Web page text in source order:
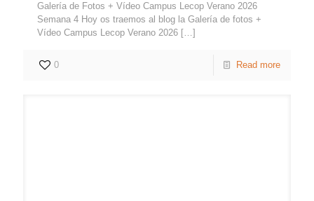
Galería de Fotos + Vídeo Campus Lecop Verano 2026
Semana 4 Hoy os traemos al blog la Galería de fotos +
Vídeo Campus Lecop Verano 2026 […]
0 Read more